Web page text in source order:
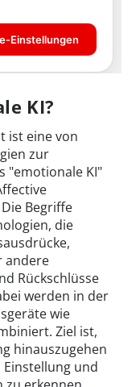
KI?
ist eine von
zur
"emotionale KI"
Begriffe
die
andere
Rückschlüsse
werden in der
wie
Ziel ist,
hinauszugehen
und